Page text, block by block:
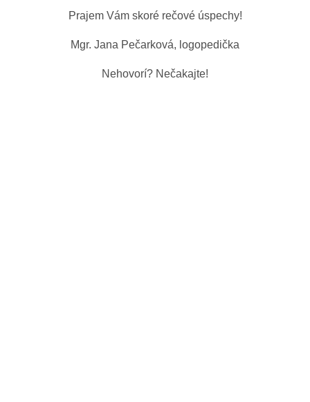
Prajem Vám skoré rečové úspechy!
Mgr. Jana Pečarková, logopedička
Nehovorí? Nečakajte!